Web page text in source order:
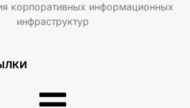
корпоративных информационных
инфраструктур